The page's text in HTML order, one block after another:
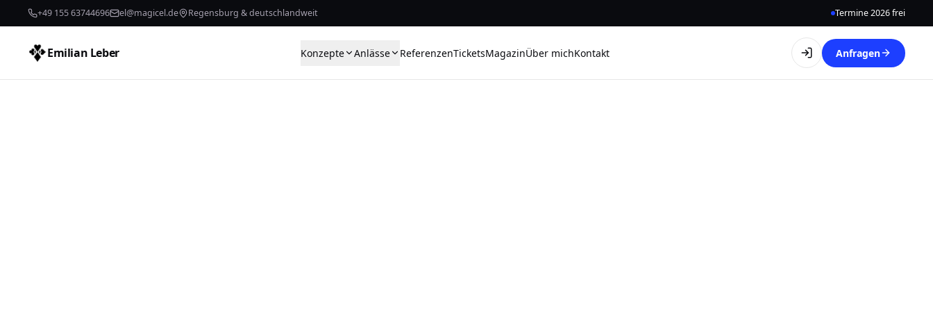
+49 155 63744696 el@magicel.de Regensburg & deutschlandweit Termine 2026 frei
Emilian Leber Konzepte Anlässe ReferenzenTicketsMagazinÜber michKontakt Anfragen